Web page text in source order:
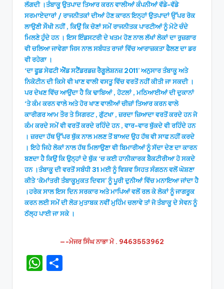
ਲੱਗਦੀ ।ਤੰਬਾਕੂ ਉਤਪਾਦ ਤਿਆਰ ਕਰਨ ਵਾਲੀਆਂ ਕੰਪਨੀਆਂ ਵੱਡੇ-ਵੱਡੇ
ਸਰਮਾਏਦਾਰਾਂ / ਰਾਜਨੀਤਕਾਂ ਦੀਆਂ ਹੋਣ ਕਾਰਨ ਇਨ੍ਹਾਂ ਉਤਪਾਦਾਂ ਉੱਪਰ ਰੋਕ
ਲਾਉਣੀ ਸੌਖੀ ਨਹੀਂ , ਕਿਉਂ ਕਿ ਚੋਣਾਂ ਸਮੇਂ ਰਾਜਨੀਤਕ ਪਾਰਟੀਆਂ ਨੂੰ ਮੋਟੇ ਚੰਦੇ
ਮਿਲਣੇ ਹੁੰਦੇ ਹਨ । ਇਸ ਇੰਡਸਟਰੀ ਦੇ ਖਤਮ ਹੋਣ ਨਾਲ ਲੱਖਾਂ ਲੋਕਾਂ ਦਾ ਰੁਜ਼ਗਾਰ
ਵੀ ਚਲਿਆ ਜਾਵੇਗਾ ਜਿਸ ਨਾਲ ਸਬੰਧਤ ਰਾਜਾਂ ਵਿੱਚ ਆਰਾਜ਼ਕਤਾ ਫੈਲਣ ਦਾ ਡਰ
ਵੀ ਰਹੇਗਾ ।
‘ਦਾ ਫੂਡ ਸੇਫਟੀ ਐਂਡ ਸਟੈਂਡਰਡਜ਼ ਰੈਗੂਲੇਸ਼ਨਜ਼ 2011’ ਅਨੁਸਾਰ ਤੰਬਾਕੂ ਅਤੇ
ਨਿਕੋਟੀਨ ਦੀ ਕਿਸੇ ਵੀ ਖਾਣ ਵਾਲੀ ਵਸਤੂ ਵਿੱਚ ਵਰਤੋਂ ਨਹੀਂ ਕੀਤੀ ਜਾ ਸਕਦੀ ।
ਪਰ ਦੇਖਣ ਵਿੱਚ ਆਉਂਦਾ ਹੈ ਕਿ ਢਾਬਿਆਂ , ਹੋਟਲਾਂ , ਮਠਿਆਈਆਂ ਦੀ ਦੁਕਾਨਾਂ
‘ਤੇ ਕੰਮ ਕਰਨ ਵਾਲੇ ਅਤੇ ਹੋਰ ਖਾਣ ਵਾਲੀਆਂ ਚੀਜ਼ਾਂ ਤਿਆਰ ਕਰਨ ਵਾਲੇ
ਕਾਰੀਗਰ ਆਮ ਤੌਰ ਤੇ ਸਿਗਰਟ , ਗੁੱਟਖਾ , ਜ਼ਰਦਾ ਜ਼ਿਆਦਾ ਵਰਤੋਂ ਕਰਦੇ ਹਨ ਜੋ
ਕੰਮ ਕਰਦੇ ਸਮੇਂ ਵੀ ਵਰਤੋਂ ਕਰਦੇ ਰਹਿੰਦੇ ਹਨ , ਵਾਰ-ਵਾਰ ਥੁੱਕਦੇ ਵੀ ਰਹਿੰਦੇ ਹਨ
। ਜ਼ਰਦਾ ਹੱਥ ਉੱਪਰ ਥੁੱਕ ਨਾਲ ਮਲਣ ਤੋਂ ਬਾਅਦ ਉਹ ਹੱਥ ਵੀ ਸਾਫ ਨਹੀਂ ਕਰਦੇ
। ਇਹੇ ਜਿਹੇ ਲੋਕਾਂ ਨਾਲ ਹੱਥ ਮਿਲਾਉਣਾ ਵੀ ਬਿਮਾਰੀਆਂ ਨੂੰ ਸੱਦਾ ਦੇਣ ਦਾ ਕਾਰਨ
ਬਣਦਾ ਹੈ ਕਿਉਂ ਕਿ ਉਨ੍ਹਾਂ ਦੇ ਥੁੱਕ ‘ਚ ਕਈ ਹਾਨੀਕਾਰਕ ਬੈਕਟੀਰੀਆ ਹੋ ਸਕਦੇ
ਹਨ ।ਤੰਬਾਕੂ ਦੀ ਵਰਤੋਂ ਸਬੰਧੀ 31 ਮਈ ਨੂੰ ਵਿਸ਼ਵ ਸਿਹਤ ਸੰਗਠਨ ਵਲੋਂ ਘੋਸ਼ਣਾ
ਕੀਤੇ ‘ਕੋਮਾਂਤਰੀ ਤੰਬਾਕੂਮੁਕਤ ਦਿਵਸ’ ਨੂੰ ਪੂਰੀ ਦੁਨੀਆਂ ਵਿੱਚ ਮਨਾਇਆ ਜਾਂਦਾ ਹੈ
।ਹਰੇਕ ਸਾਲ ਇਸ ਦਿਨ ਸਰਕਾਰ ਅਤੇ ਮਾਪਿਆਂ ਵਲੋਂ ਰਲ ਕੇ ਲੋਕਾਂ ਨੂੰ ਜਾਗਰੂਕ
ਕਰਨ ਲਈ ਸਮੇਂ ਦੀ ਲੋੜ ਮੁਤਾਬਕ ਨਵੀਂ ਮੁਹਿੰਮ ਚਲਾਵੇ ਤਾਂ ਜੋ ਤੰਬਾਕੂ ਦੇ ਸੇਵਨ ਨੂੰ
ਠੱਲ੍ਹ ਪਾਈ ਜਾ ਸਕੇ ।
—-ਮੇਜਰ ਸਿੰਘ ਨਾਭਾ ਮੋ . 9463553962
W